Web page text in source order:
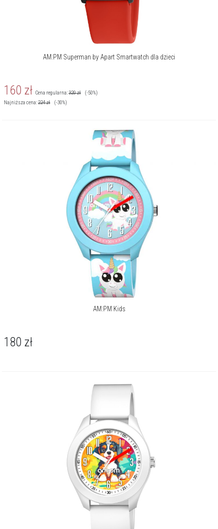
AM:PM Superman by Apart Smartwatch dla dzieci
160 zł Cena regularna:320zł
(-50%)
Najniższa cena:224zł (-30%)
AM:PM Kids
180 zł